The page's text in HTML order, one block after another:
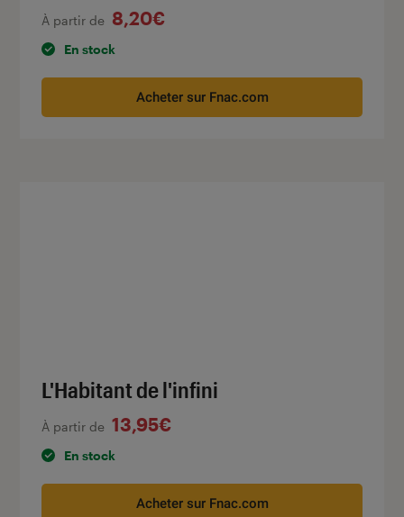
À partir de 8,20€
En stock
Acheter sur Fnac.com
L'Habitant de l'infini
À partir de 13,95€
En stock
Acheter sur Fnac.com